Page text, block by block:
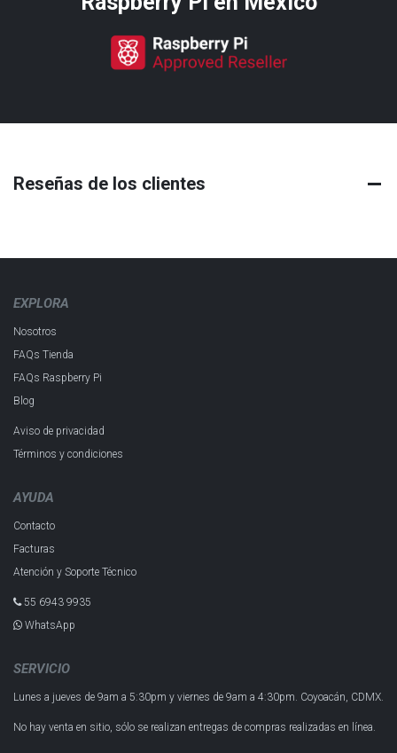
Reseñas de los clientes
EXPLORA
Nosotros
FAQs Tienda
FAQs Raspberry Pi
Blog
Aviso de privacidad
Términos y condiciones
AYUDA
Contacto
Facturas
Atención y Soporte Técnico
55 6943 993​5
WhatsApp
SERVICIO
Lunes a jueves de 9am a 5:30pm y viernes de 9am a 4:30pm. Coyoacán, CDMX.
No hay venta en sitio, sólo se realizan entregas de compras realizadas en línea.